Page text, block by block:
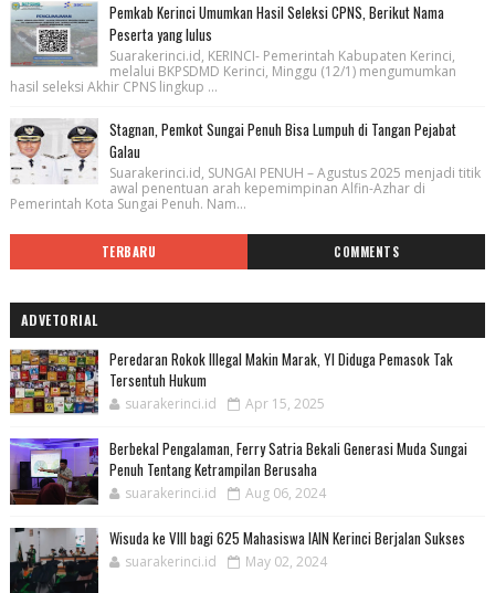
Pemkab Kerinci Umumkan Hasil Seleksi CPNS, Berikut Nama
Peserta yang lulus
Suarakerinci.id, KERINCI- Pemerintah Kabupaten Kerinci,
melalui BKPSDMD Kerinci, Minggu (12/1) mengumumkan
hasil seleksi Akhir CPNS lingkup ...
Stagnan, Pemkot Sungai Penuh Bisa Lumpuh di Tangan Pejabat
Galau
Suarakerinci.id, SUNGAI PENUH – Agustus 2025 menjadi titik
awal penentuan arah kepemimpinan Alfin-Azhar di
Pemerintah Kota Sungai Penuh. Nam...
TERBARU COMMENTS
ADVETORIAL
Peredaran Rokok Illegal Makin Marak, YI Diduga Pemasok Tak
Tersentuh Hukum
suarakerinci.id Apr 15, 2025
Berbekal Pengalaman, Ferry Satria Bekali Generasi Muda Sungai
Penuh Tentang Ketrampilan Berusaha
suarakerinci.id Aug 06, 2024
Wisuda ke VIII bagi 625 Mahasiswa IAIN Kerinci Berjalan Sukses
suarakerinci.id May 02, 2024